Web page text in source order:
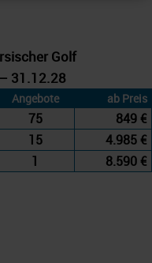
Golf
31.12.28
Angebote ab Preis
75
849 €
15
4.985 €
1 8.590 €